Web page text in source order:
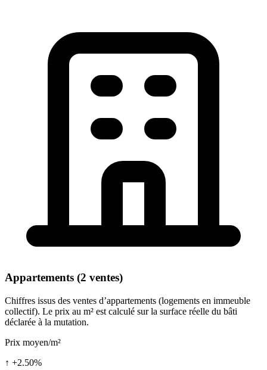
Appartements (2 ventes)
Chiffres issus des ventes d’appartements (logements en immeuble
collectif). Le prix au m² est calculé sur la surface réelle du bâti
déclarée à la mutation.
Prix moyen/m²
↑ +2.50%